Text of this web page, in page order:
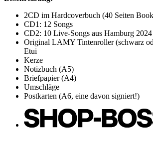
2CD im Hardcoverbuch (40 Seiten
CD1: 12 Songs
CD2: 10 Live-Songs aus Hamburg
Original LAMY Tintenroller (schwarz
Etui
Kerze
Notizbuch (A5)
Briefpapier (A4)
Umschläge
Postkarten (A6, eine davon signiert!)